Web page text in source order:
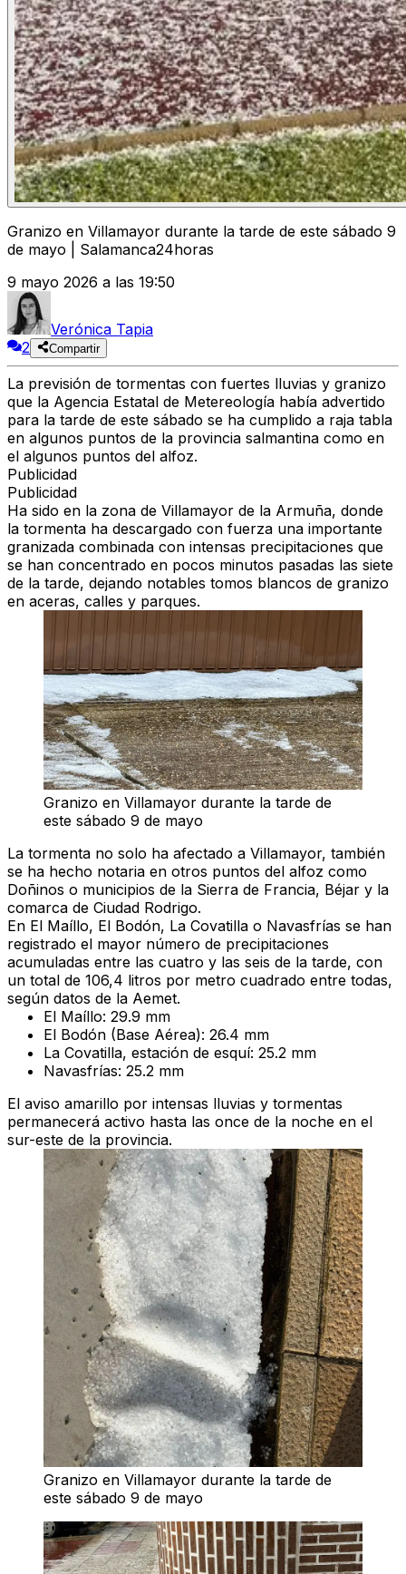
Granizo en Villamayor durante la tarde de este sábado 9
de mayo | Salamanca24horas
9 mayo 2026 a las 19:50
Verónica Tapia
2
Compartir
La previsión de tormentas con fuertes lluvias y granizo
que la Agencia Estatal de Metereología había advertido
para la tarde de este sábado se ha cumplido a raja tabla
en algunos puntos de la provincia salmantina como en
el algunos puntos del alfoz.
Publicidad
Publicidad
Ha sido en la zona de Villamayor de la Armuña, donde
la tormenta ha descargado con fuerza una importante
granizada combinada con intensas precipitaciones que
se han concentrado en pocos minutos pasadas las siete
de la tarde, dejando notables tomos blancos de granizo
en aceras, calles y parques.
Granizo en Villamayor durante la tarde de
este sábado 9 de mayo
La tormenta no solo ha afectado a Villamayor, también
se ha hecho notaria en otros puntos del alfoz como
Doñinos o municipios de la Sierra de Francia, Béjar y la
comarca de Ciudad Rodrigo.
En El Maíllo, El Bodón, La Covatilla o Navasfrías se han
registrado el mayor número de precipitaciones
acumuladas entre las cuatro y las seis de la tarde, con
un total de 106,4 litros por metro cuadrado entre todas,
según datos de la Aemet.
El Maíllo: 29.9 mm
El Bodón (Base Aérea): 26.4 mm
La Covatilla, estación de esquí: 25.2 mm
Navasfrías: 25.2 mm
El aviso amarillo por intensas lluvias y tormentas
permanecerá activo hasta las once de la noche en el
sur-este de la provincia.
Granizo en Villamayor durante la tarde de
este sábado 9 de mayo